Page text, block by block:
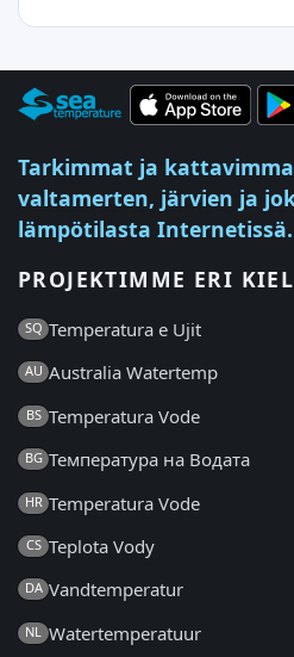
Tarkimmat ja
valtamerten, järvien ja
lämpötilasta Internetissä.
PROJEKTIMME ERI
SQ Temperatura e Ujit
AU Australia Watertemp
BS Temperatura Vode
BG Температура на Водата
HR Temperatura Vode
CS Teplota Vody
DA Vandtemperatur
NL Watertemperatuur